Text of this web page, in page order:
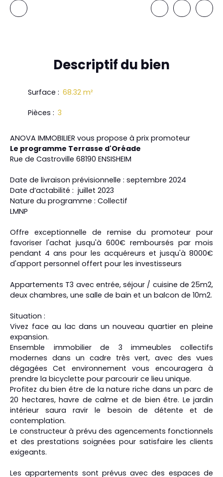
Descriptifdu bien
Surface : 68.32 m²
Pièces : 3
ANOVA IMMOBILIER vous propose à prix promoteur
Le programme Terrasse d'Oréade
Rue de Castroville 68190 ENSISHEIM
Date de livraison prévisionnelle : septembre 2024
Date d’actabilité : juillet 2023
Nature du programme : Collectif
LMNP
Offre exceptionnelle de remise du promoteur pour
favoriser l'achat jusqu'à 600€ remboursés par mois
pendant 4 ans pour les acquéreurs et jusqu'à 8000€
d'apport personnel offert pour les investisseurs
Appartements T3 avec entrée, séjour / cuisine de 25m2,
deux chambres, une salle de bain et un balcon de 10m2.
Situation :
Vivez face au lac dans un nouveau quartier en pleine
expansion.
Ensemble immobilier de 3 immeubles collectifs
modernes dans un cadre très vert, avec des vues
dégagées Cet environnement vous encouragera à
prendre la bicyclette pour parcourir ce lieu unique.
Profitez du bien être de la nature riche dans un parc de
20 hectares, havre de calme et de bien être. Le jardin
intérieur saura ravir le besoin de détente et de
contemplation.
Le constructeur à prévu des agencements fonctionnels
et des prestations soignées pour satisfaire les clients
exigeants.
Les appartements sont prévus avec des espaces de